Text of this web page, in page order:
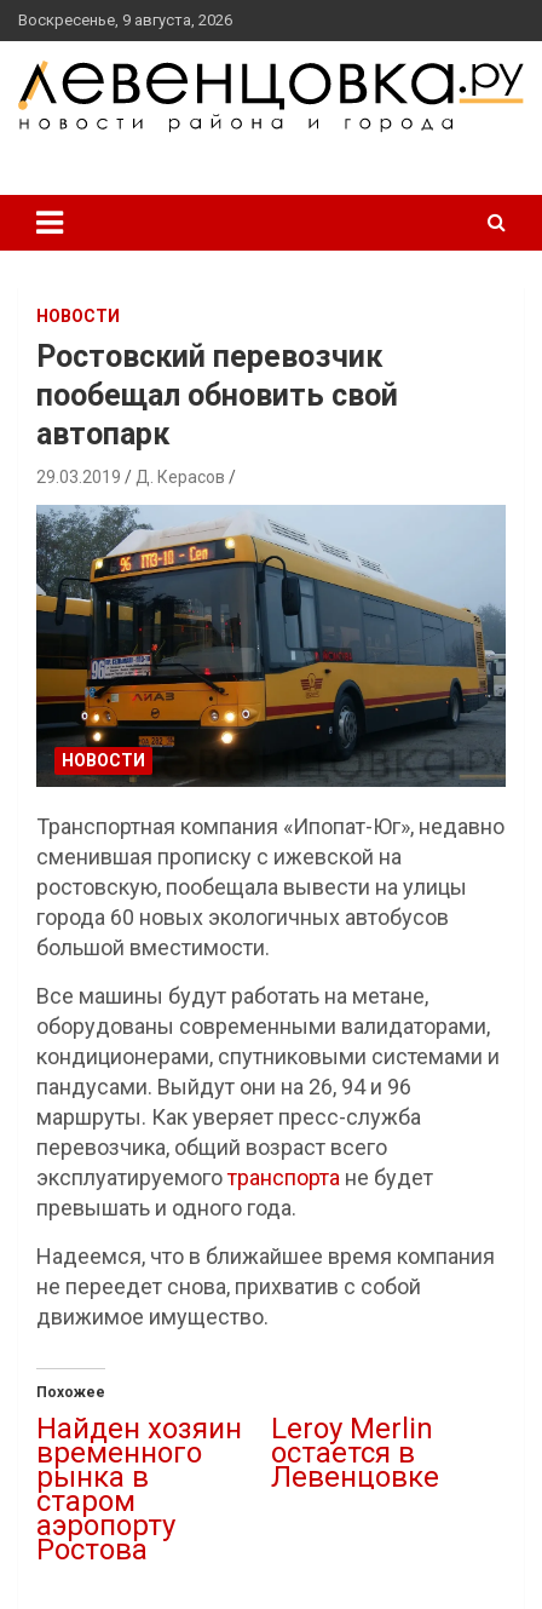
перейти
к
содержанию
Воскресенье, 9 августа, 2026
НОВОСТИ
Ростовский перевозчик
пообещал обновить свой
автопарк
29.03.2019 Д. Керасов
НОВОСТИ
Транспортная компания «Ипопат-Юг», недавно
сменившая прописку с ижевской на
ростовскую, пообещала вывести на улицы
города 60 новых экологичных автобусов
большой вместимости.
Все машины будут работать на метане,
оборудованы современными валидаторами,
кондиционерами, спутниковыми системами и
пандусами. Выйдут они на 26, 94 и 96
маршруты. Как уверяет пресс-служба
перевозчика, общий возраст всего
эксплуатируемоготранспорта не будет
превышать и одного года.
Надеемся, что в ближайшее время компания
не переедет снова, прихватив с собой
движимое имущество.
Похожее
Найден хозяин
временного
рынка в
старом
аэропорту
Ростова
Leroy Merlin
остается в
Левенцовке